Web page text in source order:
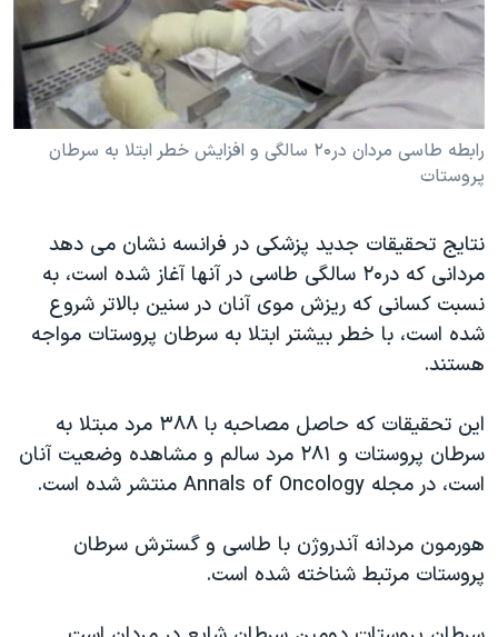
فرهنگ و زندگی
حقوق شهروندی
اقتصادی
علم و فناوری
اسرائیل در جنگ
آرشیو پخش زنده
مستندها
انتخابات ریاست جمهوری آمریکا ۲۰۲۴
حمله جمهوری اسلامی به اسرائیل
رمز مهسا
ورزش زنان در ایران
مجموعه مستندهای دادخواهی
تریبونال مردمی آبان ۹۸
دادگاه حمید نوری
قانون شفافیت دارائی کادر رهبری ایران
اعتراضات مردمی آبان ۹۸
اسرائیل در جنگ
نرگس محمدی برنده جایزه نوبل صلح
همایش محافظه‌کاران آمریکا «سی‌پک»
دنبال کنید
زبانهای مختلف
رابطه طاسی مردان در۲۰ سالگی و افزایش خطر ابتلا به سرطان
پروستات
نتایج تحقیقات جدید پزشکی در فرانسه نشان می دهد
مردانی که در۲۰ سالگی طاسی در آنها آغاز شده است، به
نسبت کسانی که ریزش موی آنان در سنین بالاتر شروع
شده است، با خطر بیشتر ابتلا به سرطان پروستات مواجه
هستند.
این تحقیقات که حاصل مصاحبه با ۳۸۸ مرد مبتلا به
سرطان پروستات و ۲۸۱ مرد سالم و مشاهده وضعیت آنان
است، در مجله Annals of Oncology منتشر شده است.
هورمون مردانه آندروژن با طاسی و گسترش سرطان
پروستات مرتبط شناخته شده است.